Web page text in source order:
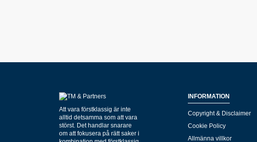
Att vara förstklassig är inte
alltid detsamma som att vara
störst. Det handlar snarare
om att fokusera på rätt saker i
INFORMATION
Copyright & Disclaimer
Cookie Policy
Allmänna villkor